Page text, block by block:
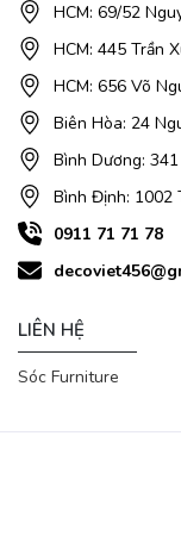
HCM: 69/52
HCM: 445 Trần
HCM: 656 Võ
Biên Hòa: 24
Bình Dương:
Bình Định: 1002
0911 71 71 78
LIÊN HỆ
Sóc Furniture